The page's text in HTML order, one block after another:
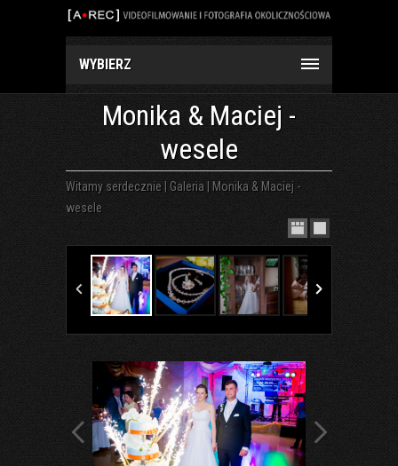
WYBIERZ
Monika & Maciej -
wesele
Witamy serdecznie | Galeria |Monika & Maciej -
wesele